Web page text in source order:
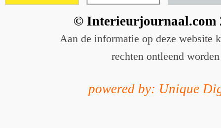
© Interieurjournaal.com
Aan de informatie op deze website
rechten ontleend worden
powered by: Unique